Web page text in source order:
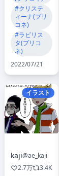
#クリステ
ィーナ(プリ
コネ)
#ラビリス
タ(プリコ
ネ)
2022/07/21
イラスト
kaji@ae_kaji
2.7万
3.4K